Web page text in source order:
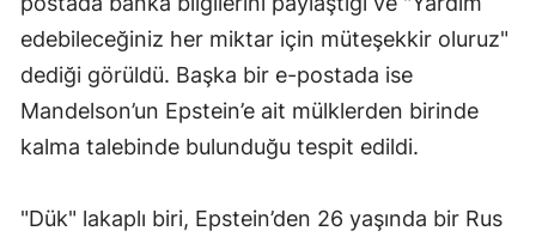
edebileceğiniz her miktar için müteşekkir oluruz"
dediği görüldü. Başka bir e-postada ise
Mandelson’un Epstein’e ait mülklerden birinde
kalma talebinde bulunduğu tespit edildi.
"Dük" lakaplı biri, Epstein’den 26 yaşında bir Rus